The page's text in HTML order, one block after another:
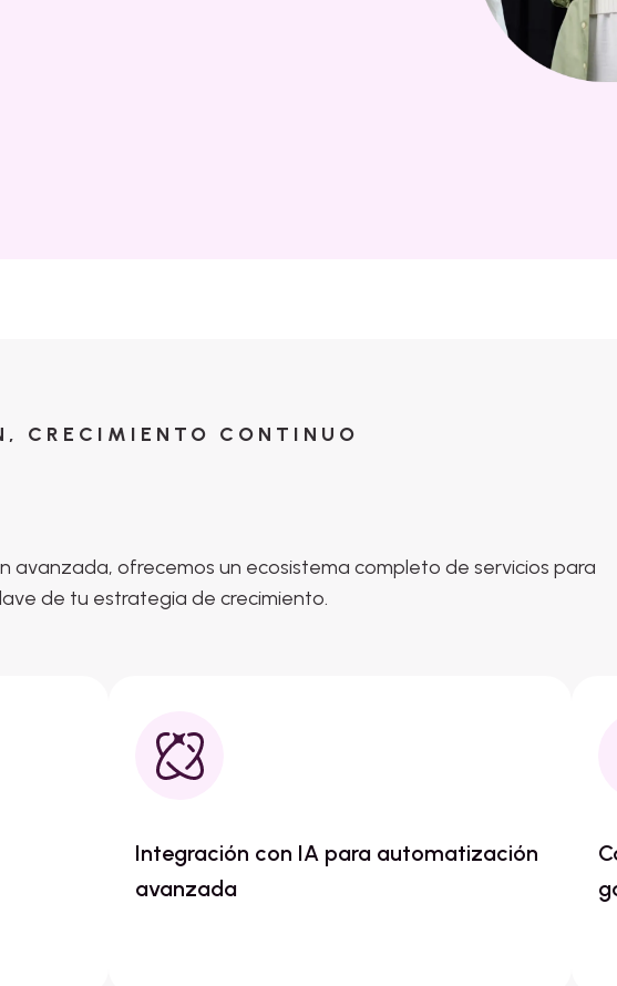
CRECIMIENTO CONTINUO
avanzada, ofrecemos un ecosistema completo de servicios para
de tu estrategia de crecimiento.
Integración con IA para automatización
avanzada